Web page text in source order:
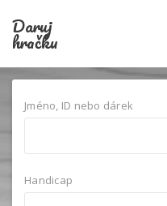
Daruj
hračku
Jméno, ID nebo dárek
Handicap